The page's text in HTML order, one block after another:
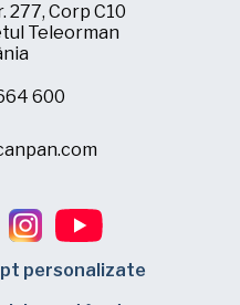
277, Corp C10
Teleorman
600
personalizate